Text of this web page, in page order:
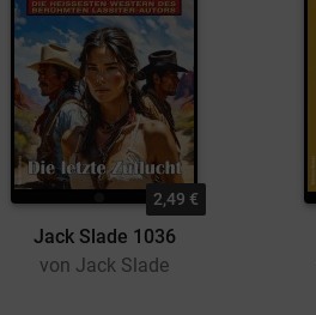
2,49 €
Jack Slade 1036
von Jack Slade